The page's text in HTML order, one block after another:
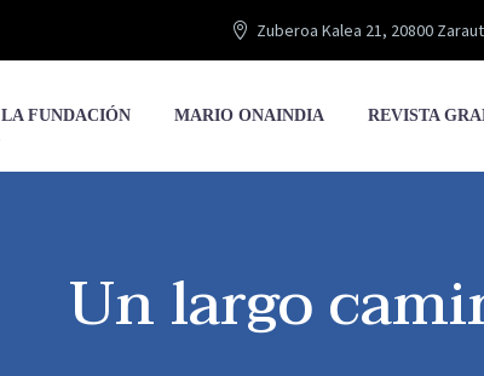
Zuberoa Kalea 21, 20800
LA FUNDACIÓN MARIO ONAINDIA REVISTA
Un largo